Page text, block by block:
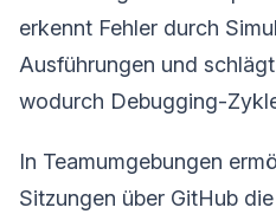
erkennt Fehler durch
Ausführungen und
wodurch Debugging-
In Teamumgebungen
Sitzungen über GitHub